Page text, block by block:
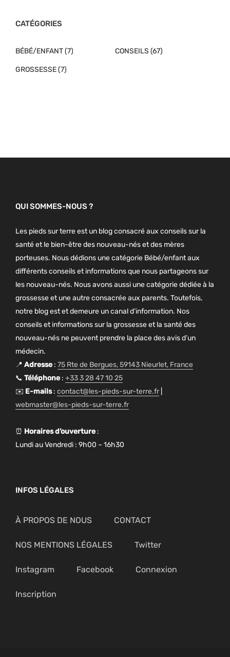
CATÉGORIES
BÉBÉ/ENFANT(7) CONSEILS (67)
GROSSESSE(7)
QUI SOMMES-NOUS ?
Les pieds sur terre est un blog consacré aux conseils sur la
santé et le bien-être des nouveau-nés et des mères
porteuses. Nous dédions une catégorie Bébé/enfant aux
différents conseils et informations que nous partageons sur
les nouveau-nés. Nous avons aussi une catégorie dédiée à la
grossesse et une autre consacrée aux parents. Toutefois,
notre blog est et demeure un canal d’information. Nos
conseils et informations sur la grossesse et la santé des
nouveau-nés ne peuvent prendre la place des avis d’un
médecin.
📍 Adresse : 75 Rte de Bergues, 59143 Nieurlet, France
📞 Téléphone : +33 3 28 47 10 25
✉️ E-mails: contact@les-pieds-sur-terre.fr
webmaster@les-pieds-sur-terre.fr
⏰ Horaires d’ouverture :
Lundi au Vendredi : 9h00 – 16h30
INFOS LÉGALES
À PROPOS DE NOUS CONTACT
NOS MENTIONS LÉGALES Twitter
Instagram Facebook Connexion
Inscription